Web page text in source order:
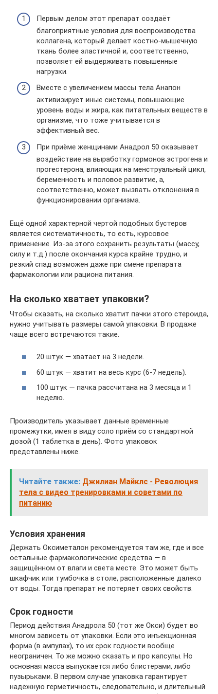
Первым делом этот препарат создаёт
благоприятные условия для воспроизводства
коллагена, который делает костно-мышечную
ткань более эластичной и, соответственно,
позволяет ей выдерживать повышенные
нагрузки.
Вместе с увеличением массы тела Анапон
активизирует иные системы, повышающие
уровень воды и жира, как питательных веществ в
организме, что тоже учитывается в
эффективный вес.
При приёме женщинами Анадрол 50 оказывает
воздействие на выработку гормонов эстрогена и
прогестерона, влияющих на менструальный цикл,
беременность и половое развитие, а,
соответственно, может вызвать отклонения в
функционировании организма.
Ещё одной характерной чертой подобных бустеров
является систематичность, то есть, курсовое
применение. Из-за этого сохранить результаты (массу,
силу и т.д.) после окончания курса крайне трудно, и
резкий спад возможен даже при смене препарата
фармакологии или рациона питания.
На сколько хватает упаковки?
Чтобы сказать, на сколько хватит пачки этого стероида,
нужно учитывать размеры самой упаковки. В продаже
чаще всего встречаются такие.
20 штук — хватает на 3 недели.
60 штук — хватит на весь курс (6-7 недель).
100 штук — пачка рассчитана на 3 месяца и 1
неделю.
Производитель указывает данные временные
промежутки, имея в виду соло приём со стандартной
дозой (1 таблетка в день). Фото упаковок
представлены ниже.
Читайте также: Джилиан Майклс - Революция
тела с видео тренировками и советами по
питанию
Условия хранения
Держать Оксиметалон рекомендуется там же, где и все
остальные фармакологические средства — в
защищённом от влаги и света месте. Это может быть
шкафчик или тумбочка в столе, расположенные далеко
от воды. Тогда препарат не потеряет своих свойств.
Срок годности
Период действия Анадрола 50 (тот же Окси) будет во
многом зависеть от упаковки. Если это инъекционная
форма (в ампулах), то их срок годности вообще
неограничен. То же можно сказать и про капсулы. Но
основная масса выпускается либо блистерами, либо
пузырьками. В первом случае упаковка гарантирует
надёжную герметичность, следовательно, и длительный